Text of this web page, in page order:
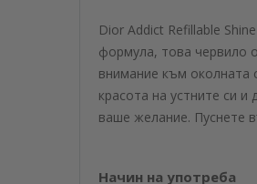
Dior Addict Refillable
формула, това червило
внимание към околната
красота на устните си
ваше желание. Пуснете
Начин на употреба